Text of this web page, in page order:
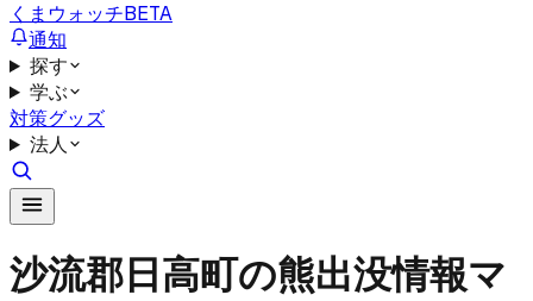
くまウォッチBETA
通知
探す
学ぶ
対策グッズ
法人
沙流郡日高町の熊出没情報マ